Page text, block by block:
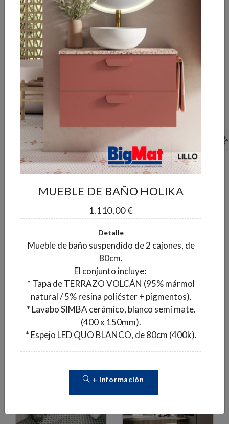
PORCELANICO RECT.
ETERNAL CREAM
120X120
35,35 €/m
Caja de 1,44 m
50,90 €
Pedido mínimo 1 caja
PORCELÁNICO RECT.
120X120
34,75 €/m
Caja de 1,44 m
Pedido mínimo 1 caja
PORCELÁNICO RECT.
34,75 €/m
Caja de 1,44 m2:
Pedido mínimo 1 caja
PORCELÁNICO
32,55 €/m
Caja de 0,56 m2:
18,23 €
Pedido mínimo 1 caja
MUEBLE DE BAÑO HOLIKA
1.110,00 €
Detalle
Mueble de baño suspendido de 2 cajones, de
80cm.
El conjunto incluye:
* Tapa de TERRAZO VOLCÁN (95% mármol
natural / 5% resina poliéster + pigmentos).
* Lavabo SIMBA cerámico, blanco semi mate.
(400 x 150mm).
* Espejo LED QUO BLANCO, de 80cm (400k).
+ información